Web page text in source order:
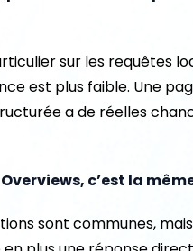
sur les requêtes
est plus faible. Une
a de réelles
Overviews, c’est la
sont communes,